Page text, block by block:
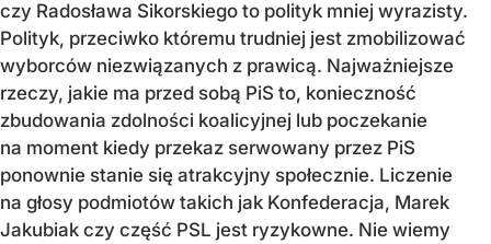
czy Radosława Sikorskiego to polityk mniej wyrazisty.
Polityk, przeciwko któremu trudniej jest zmobilizować
wyborców niezwiązanych z prawicą. Najważniejsze
rzeczy, jakie ma przed sobą PiS to, konieczność
zbudowania zdolności koalicyjnej lub poczekanie
na moment kiedy przekaz serwowany przez PiS
ponownie stanie się atrakcyjny społecznie. Liczenie
na głosy podmiotów takich jak Konfederacja, Marek
Jakubiak czy część PSL jest ryzykowne. Nie wiemy